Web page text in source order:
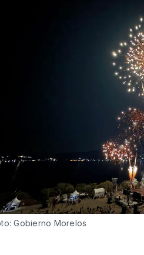
Gobierno Morelos